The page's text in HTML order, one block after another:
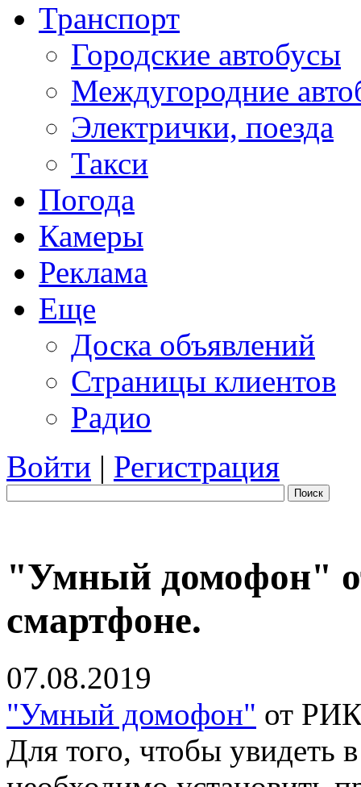
Транспорт
Городские автобусы
Междугородние
Электрички, поезда
Такси
Погода
Камеры
Реклама
Еще
Доска объявлений
Страницы клиентов
Радио
Войти | Регистрация
Поиск
"Умный домофон"
смартфоне.
07.08.2019
"Умный домофон" от
Для того, чтобы увидеть